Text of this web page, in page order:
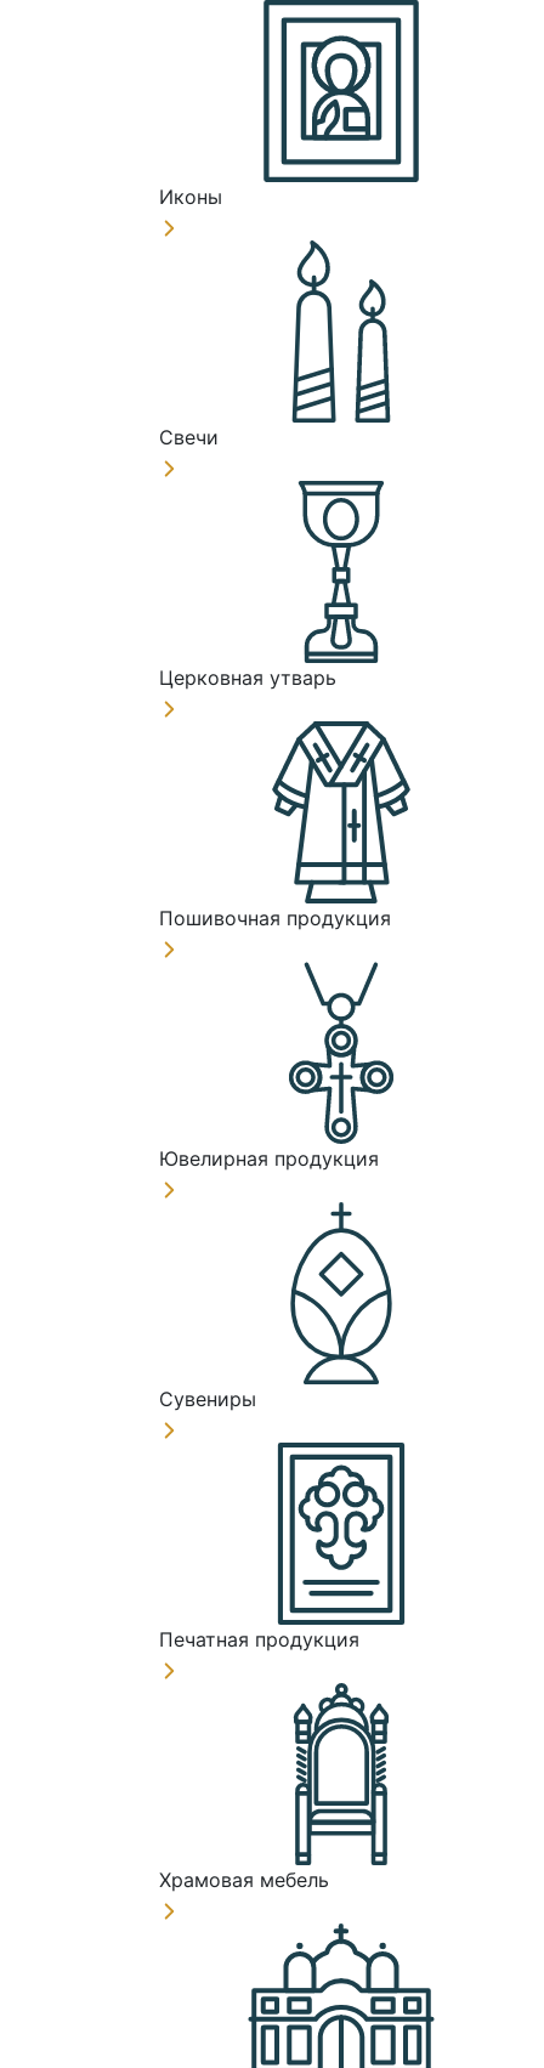
Иконы
Свечи
Церковная утварь
Пошивочная продукция
Ювелирная продукция
Сувениры
Печатная продукция
Храмовая мебель